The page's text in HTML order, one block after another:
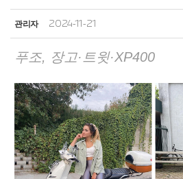
관리자 2024-11-21
푸조, 장고·트윗·XP400